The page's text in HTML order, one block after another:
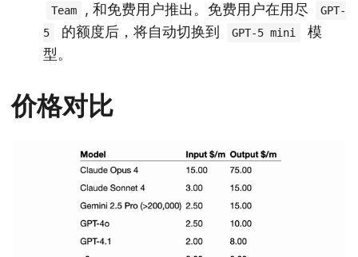
Team , 和免费用户推出。免费用户在用尽
GPT-
5
的额度后，将自动切换到 GPT-5 mini
模
型。
价格对比